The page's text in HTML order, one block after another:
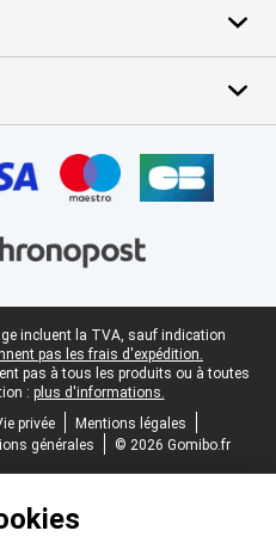
incluent la TVA, sauf indication
pas les frais d'expédition.
pas à tous les produits ou à toutes
: plus d'informations.
privée
Mentions légales
générales © 2026 Gomibo.fr